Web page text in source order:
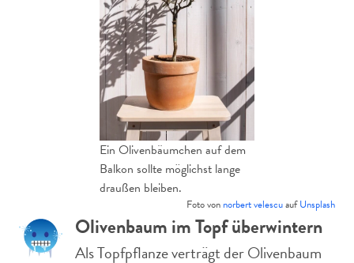
Ein Olivenbäumchen auf dem
Balkon sollte möglichst lange
draußen bleiben.
Foto von norbert velescuaufUnsplash
Olivenbaum im Topf überwintern
Als Topfpflanze verträgt der Olivenbaum